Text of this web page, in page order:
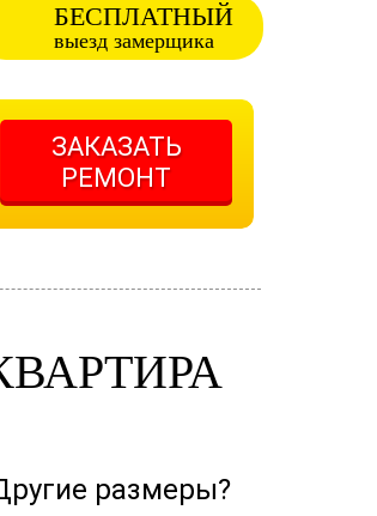
БЕСПЛАТНЫЙ
выезд замерщика
ЗАКАЗАТЬ
РЕМОНТ
размеры?